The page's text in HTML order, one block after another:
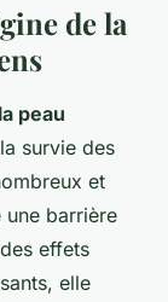
de la
peau
survie des
et
barrière
effets
elle